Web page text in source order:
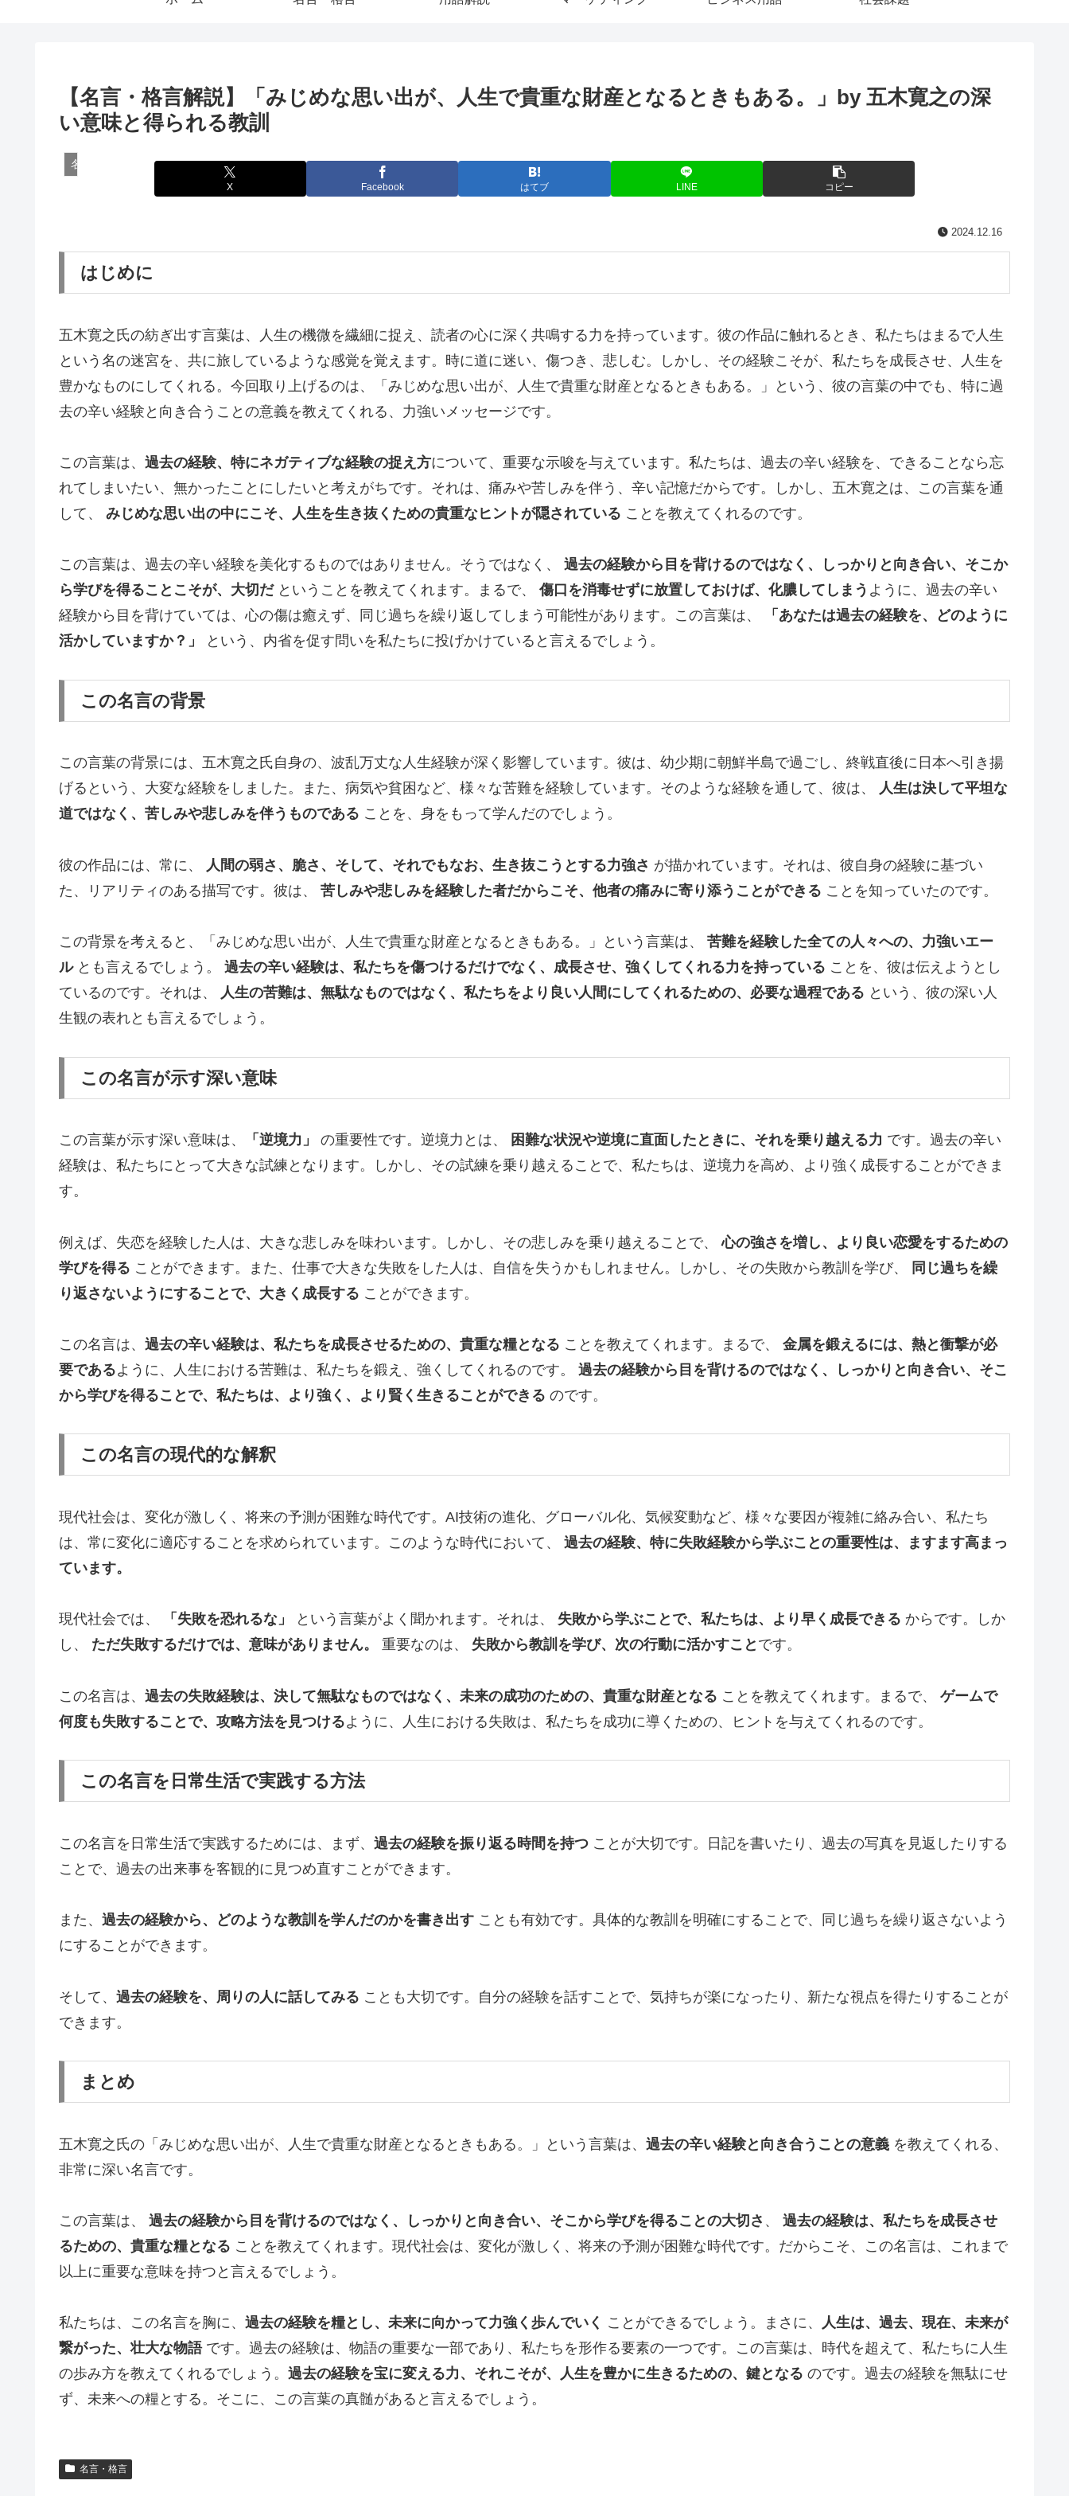
【名言・格言解説】「みじめな思い出が、人生で貴重な財産となるときもある。」by 五木寛之の深
い意味と得られる教訓
名言・格言
X Facebook はてブ LINE コピー
2024.12.16
はじめに
五木寛之氏の紡ぎ出す言葉は、人生の機微を繊細に捉え、読者の心に深く共鳴する力を持っています。彼の作品に触れるとき、私たちはまるで人生
という名の迷宮を、共に旅しているような感覚を覚えます。時に道に迷い、傷つき、悲しむ。しかし、その経験こそが、私たちを成長させ、人生を
豊かなものにしてくれる。今回取り上げるのは、「みじめな思い出が、人生で貴重な財産となるときもある。」という、彼の言葉の中でも、特に過
去の辛い経験と向き合うことの意義を教えてくれる、力強いメッセージです。
この言葉は、 過去の経験、特にネガティブな経験の捉え方について、重要な示唆を与えています。私たちは、過去の辛い経験を、できることなら忘
れてしまいたい、無かったことにしたいと考えがちです。それは、痛みや苦しみを伴う、辛い記憶だからです。しかし、五木寛之は、この言葉を通
して、 みじめな思い出の中にこそ、人生を生き抜くための貴重なヒントが隠されている ことを教えてくれるのです。
この言葉は、過去の辛い経験を美化するものではありません。そうではなく、 過去の経験から目を背けるのではなく、しっかりと向き合い、そこか
ら学びを得ることこそが、大切だということを教えてくれます。まるで、傷口を消毒せずに放置しておけば、化膿してしまう ように、過去の辛い
経験から目を背けていては、心の傷は癒えず、同じ過ちを繰り返してしまう可能性があります。この言葉は、
「あなたは過去の経験を、どのように
活かしていますか？」
という、内省を促す問いを私たちに投げかけていると言えるでしょう。
この名言の背景
この言葉の背景には、五木寛之氏自身の、波乱万丈な人生経験が深く影響しています。彼は、幼少期に朝鮮半島で過ごし、終戦直後に日本へ引き揚
げるという、大変な経験をしました。また、病気や貧困など、様々な苦難を経験しています。そのような経験を通して、彼は、 人生は決して平坦な
道ではなく、苦しみや悲しみを伴うものである ことを、身をもって学んだのでしょう。
彼の作品には、常に、 人間の弱さ、脆さ、そして、それでもなお、生き抜こうとする力強さ が描かれています。それは、彼自身の経験に基づい
た、リアリティのある描写です。彼は、 苦しみや悲しみを経験した者だからこそ、他者の痛みに寄り添うことができる ことを知っていたのです。
この背景を考えると、「みじめな思い出が、人生で貴重な財産となるときもある。」という言葉は、 苦難を経験した全ての人々への、力強いエー
ルとも言えるでしょう。 過去の辛い経験は、私たちを傷つけるだけでなく、成長させ、強くしてくれる力を持っている ことを、彼は伝えようとし
ているのです。それは、 人生の苦難は、無駄なものではなく、私たちをより良い人間にしてくれるための、必要な過程である という、彼の深い人
生観の表れとも言えるでしょう。
この名言が示す深い意味
この言葉が示す深い意味は、 「逆境力」 の重要性です。逆境力とは、 困難な状況や逆境に直面したときに、それを乗り越える力 です。過去の辛い
経験は、私たちにとって大きな試練となります。しかし、その試練を乗り越えることで、私たちは、逆境力を高め、より強く成長することができま
す。
例えば、失恋を経験した人は、大きな悲しみを味わいます。しかし、その悲しみを乗り越えることで、心の強さを増し、より良い恋愛をするための
学びを得る ことができます。また、仕事で大きな失敗をした人は、自信を失うかもしれません。しかし、その失敗から教訓を学び、
同じ過ちを繰
り返さないようにすることで、大きく成長する ことができます。
この名言は、 過去の辛い経験は、私たちを成長させるための、貴重な糧となる ことを教えてくれます。まるで、 金属を鍛えるには、熱と衝撃が必
要であるように、人生における苦難は、私たちを鍛え、強くしてくれるのです。 過去の経験から目を背けるのではなく、しっかりと向き合い、そこ
から学びを得ることで、私たちは、より強く、より賢く生きることができる のです。
この名言の現代的な解釈
現代社会は、変化が激しく、将来の予測が困難な時代です。AI技術の進化、グローバル化、気候変動など、様々な要因が複雑に絡み合い、私たち
は、常に変化に適応することを求められています。このような時代において、 過去の経験、特に失敗経験から学ぶことの重要性は、ますます高まっ
ています。
現代社会では、 「失敗を恐れるな」 という言葉がよく聞かれます。それは、 失敗から学ぶことで、私たちは、より早く成長できる からです。しか
し、 ただ失敗するだけでは、意味がありません。 重要なのは、 失敗から教訓を学び、次の行動に活かすこと です。
この名言は、 過去の失敗経験は、決して無駄なものではなく、未来の成功のための、貴重な財産となる ことを教えてくれます。まるで、 ゲームで
何度も失敗することで、攻略方法を見つけるように、人生における失敗は、私たちを成功に導くための、ヒントを与えてくれるのです。
この名言を日常生活で実践する方法
この名言を日常生活で実践するためには、まず、 過去の経験を振り返る時間を持つ ことが大切です。日記を書いたり、過去の写真を見返したりする
ことで、過去の出来事を客観的に見つめ直すことができます。
また、 過去の経験から、どのような教訓を学んだのかを書き出す ことも有効です。具体的な教訓を明確にすることで、同じ過ちを繰り返さないよう
にすることができます。
そして、 過去の経験を、周りの人に話してみる ことも大切です。自分の経験を話すことで、気持ちが楽になったり、新たな視点を得たりすることが
できます。
まとめ
五木寛之氏の「みじめな思い出が、人生で貴重な財産となるときもある。」という言葉は、 過去の辛い経験と向き合うことの意義 を教えてくれる、
非常に深い名言です。
この言葉は、 過去の経験から目を背けるのではなく、しっかりと向き合い、そこから学びを得ることの大切さ 、 過去の経験は、私たちを成長させ
るための、貴重な糧となる ことを教えてくれます。現代社会は、変化が激しく、将来の予測が困難な時代です。だからこそ、この名言は、これまで
以上に重要な意味を持つと言えるでしょう。
私たちは、この名言を胸に、 過去の経験を糧とし、未来に向かって力強く歩んでいく ことができるでしょう。まさに、 人生は、過去、現在、未来が
繋がった、壮大な物語です。過去の経験は、物語の重要な一部であり、私たちを形作る要素の一つです。この言葉は、時代を超えて、私たちに人生
の歩み方を教えてくれるでしょう。 過去の経験を宝に変える力、それこそが、人生を豊かに生きるための、鍵となる のです。過去の経験を無駄にせ
ず、未来への糧とする。そこに、この言葉の真髄があると言えるでしょう。
名言・格言